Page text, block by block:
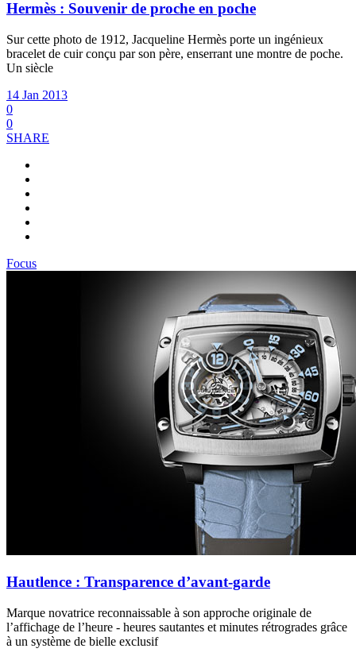
Hermès : Souvenir de proche en poche
Sur cette photo de 1912, Jacqueline Hermès porte un ingénieux
bracelet de cuir conçu par son père, enserrant une montre de poche.
Un siècle
14 Jan 2013
0
0
SHARE
Focus
Hautlence : Transparence d’avant-garde
Marque novatrice reconnaissable à son approche originale de
l’affichage de l’heure - heures sautantes et minutes rétrogrades grâce
à un système de bielle exclusif